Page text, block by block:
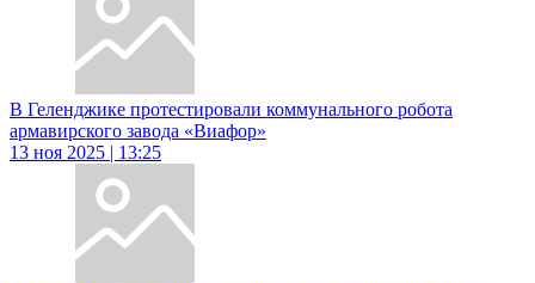
В Геленджике протестировали коммунального робота
армавирского завода «Виафор»
13 ноя 2025 | 13:25